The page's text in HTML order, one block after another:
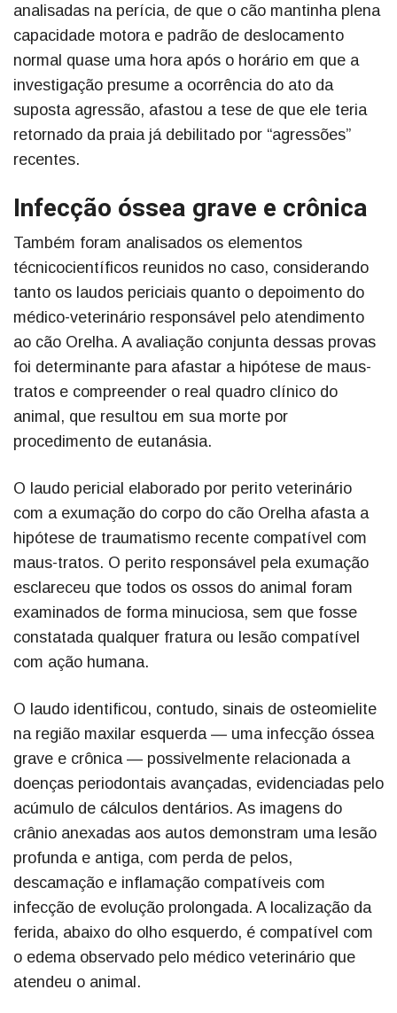
analisadas na perícia, de que o cão mantinha plena
capacidade motora e padrão de deslocamento
normal quase uma hora após o horário em que a
investigação presume a ocorrência do ato da
suposta agressão, afastou a tese de que ele teria
retornado da praia já debilitado por “agressões”
recentes.
Infecção óssea grave e crônica
Também foram analisados os elementos
técnicocientíficos reunidos no caso, considerando
tanto os laudos periciais quanto o depoimento do
médico-veterinário responsável pelo atendimento
ao cão Orelha. A avaliação conjunta dessas provas
foi determinante para afastar a hipótese de maus-
tratos e compreender o real quadro clínico do
animal, que resultou em sua morte por
procedimento de eutanásia.
O laudo pericial elaborado por perito veterinário
com a exumação do corpo do cão Orelha afasta a
hipótese de traumatismo recente compatível com
maus-tratos. O perito responsável pela exumação
esclareceu que todos os ossos do animal foram
examinados de forma minuciosa, sem que fosse
constatada qualquer fratura ou lesão compatível
com ação humana.
O laudo identificou, contudo, sinais de osteomielite
na região maxilar esquerda — uma infecção óssea
grave e crônica — possivelmente relacionada a
doenças periodontais avançadas, evidenciadas pelo
acúmulo de cálculos dentários. As imagens do
crânio anexadas aos autos demonstram uma lesão
profunda e antiga, com perda de pelos,
descamação e inflamação compatíveis com
infecção de evolução prolongada. A localização da
ferida, abaixo do olho esquerdo, é compatível com
o edema observado pelo médico veterinário que
atendeu o animal.